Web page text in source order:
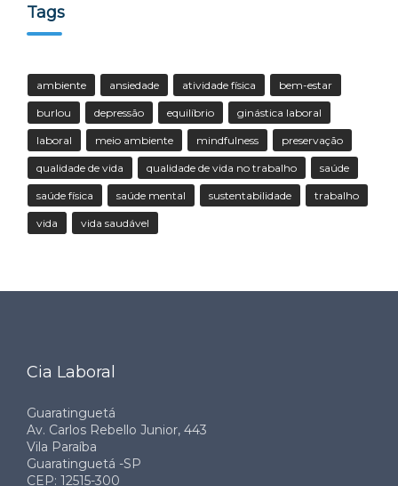
Tags
ambiente ansiedade atividade física bem-estar
burlou depressão equilíbrio ginástica laboral
laboral meio ambiente mindfulness preservação
qualidade de vida qualidade de vida no trabalho saúde
saúde física saúde mental sustentabilidade trabalho
vida vida saudável
Cia Laboral
Guaratinguetá
Av. Carlos Rebello Junior, 443
Vila Paraíba
Guaratinguetá -SP
CEP: 12515-300